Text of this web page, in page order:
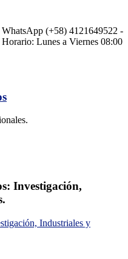
WhatsApp (+58) 4121649522 -
Lunes a Viernes 08:00
Investigación,